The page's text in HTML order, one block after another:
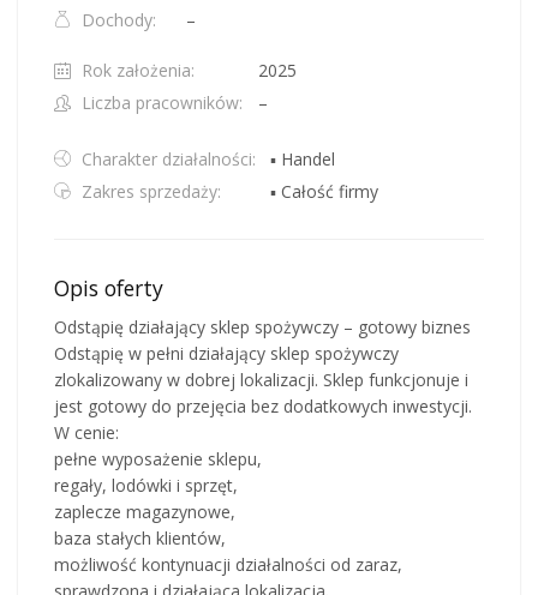
Dochody:
–
Rok założenia:
2025
Liczba pracowników:
–
Charakter działalności:
▪ Handel
Zakres sprzedaży:
▪ Całość firmy
Opis oferty
Odstąpię działający sklep spożywczy – gotowy biznes
Odstąpię w pełni działający sklep spożywczy
zlokalizowany w dobrej lokalizacji. Sklep funkcjonuje i
jest gotowy do przejęcia bez dodatkowych inwestycji.
W cenie:
pełne wyposażenie sklepu,
regały, lodówki i sprzęt,
zaplecze magazynowe,
baza stałych klientów,
możliwość kontynuacji działalności od zaraz,